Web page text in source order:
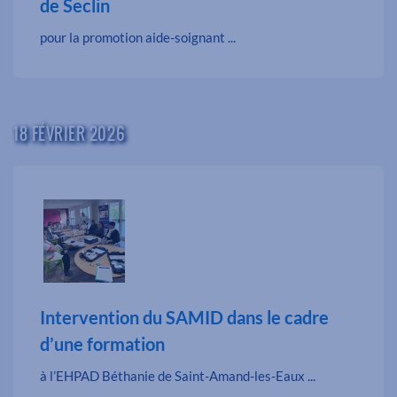
de Seclin
pour la promotion aide-soignant ...
18 FÉVRIER 2026
Intervention du SAMID dans le cadre
d’une formation
à l’EHPAD Béthanie de Saint-Amand-les-Eaux ...